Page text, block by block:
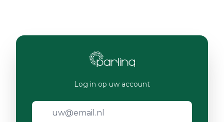
Log in op uw account